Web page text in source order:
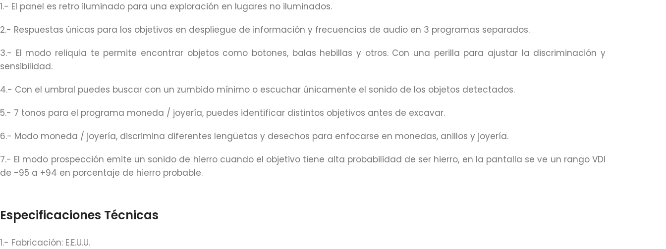
1.- El panel es retro iluminado para una exploración en lugares no iluminados.
2.- Respuestas únicas para los objetivos en despliegue de información y frecuencias de audio en 3 programas separados.
3.- El modo reliquia te permite encontrar objetos como botones, balas hebillas y otros. Con una perilla para ajustar la discriminación y
sensibilidad.
4.- Con el umbral puedes buscar con un zumbido mínimo o escuchar únicamente el sonido de los objetos detectados.
5.- 7 tonos para el programa moneda / joyería, puedes identificar distintos objetivos antes de excavar.
6.- Modo moneda / joyería, discrimina diferentes lengüetas y desechos para enfocarse en monedas, anillos y joyería.
7.- El modo prospección emite un sonido de hierro cuando el objetivo tiene alta probabilidad de ser hierro, en la pantalla se ve un rango VDI
de -95 a +94 en porcentaje de hierro probable.
Especificaciones Técnicas
1.- Fabricación: E.E.U.U.